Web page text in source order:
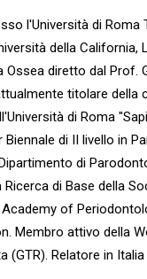
l'Università di Roma
della California,
diretto dal Prof.
titolare
di Roma
di II livello in
di
di Base della
of
Membro attivo della
Relatore in